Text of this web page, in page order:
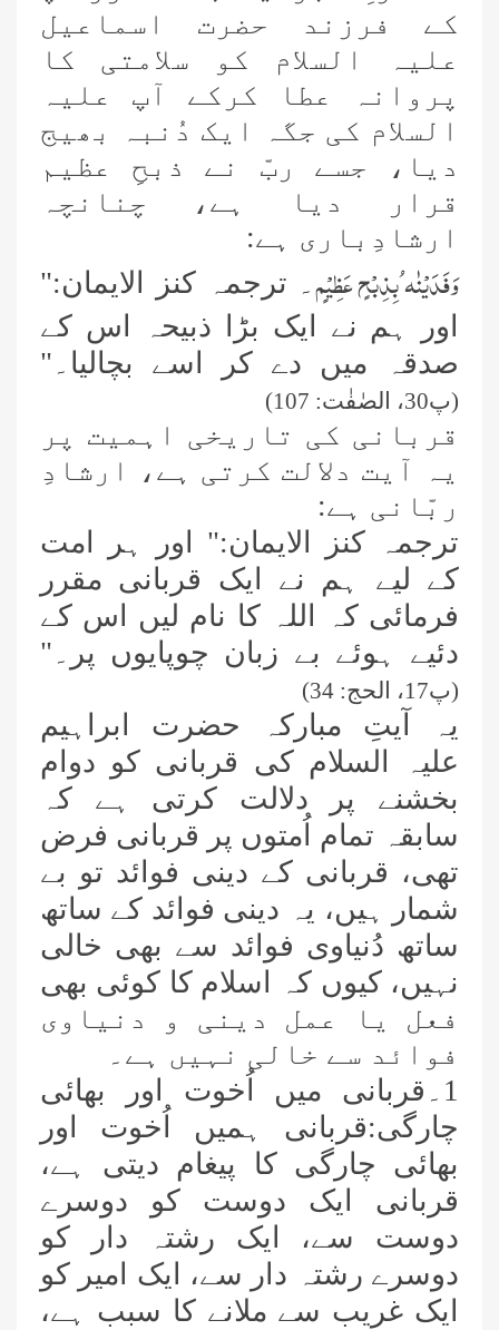
کے فرزند حضرت اسماعیل
علیہ السلام کو سلامتی کا
پروانہ عطا کرکے آپ علیہ
السلام کی جگہ ایک دُنبہ بھیج
دیا، جسے ربّ نے ذبحِ عظیم
قرار دیا ہے، چنانچہ
ارشادِباری ہے:
وَفَدَیْنٰہ ُبِذِبْحٍ عَظِیْمٍ۔ ترجمہ کنز الایمان:"
اور ہم نے ایک بڑا ذبیحہ اس کے
صدقہ میں دے کر اسے بچالیا۔"
(پ30، الصٰفٰت: 107)
قربانی کی تاریخی اہمیت پر
یہ آیت دلالت کرتی ہے، ارشادِ
ربّانی ہے:
ترجمہ کنز الایمان:" اور ہر امت
کے لیے ہم نے ایک قربانی مقرر
فرمائی کہ اللہ کا نام لیں اس کے
دئیے ہوئے بے زبان چوپایوں پر۔"
(پ17، الحج: 34)
یہ آیتِ مبارکہ حضرت ابراہیم
علیہ السلام کی قربانی کو دوام
بخشنے پر دلالت کرتی ہے کہ
سابقہ تمام اُمتوں پر قربانی فرض
تھی، قربانی کے دینی فوائد تو بے
شمار ہیں، یہ دینی فوائد کے ساتھ
ساتھ دُنیاوی فوائد سے بھی خالی
نہیں، کیوں کہ اسلام کا کوئی بھی
فعل یا عمل دینی و دنیاوی
فوائد سے خالی نہیں ہے۔
1۔قربانی میں اُخوت اور بھائی
چارگی:قربانی ہمیں اُخوت اور
بھائی چارگی کا پیغام دیتی ہے،
قربانی ایک دوست کو دوسرے
دوست سے، ایک رشتہ دار کو
دوسرے رشتہ دار سے، ایک امیر کو
ایک غریب سے ملانے کا سبب ہے،